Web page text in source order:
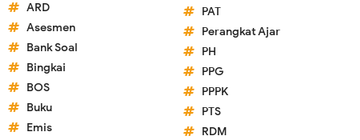
ARD
Asesmen
Bank Soal
Bingkai
BOS
Buku
Emis
PAT
Perangkat Ajar
PH
PPG
PPPK
PTS
RDM